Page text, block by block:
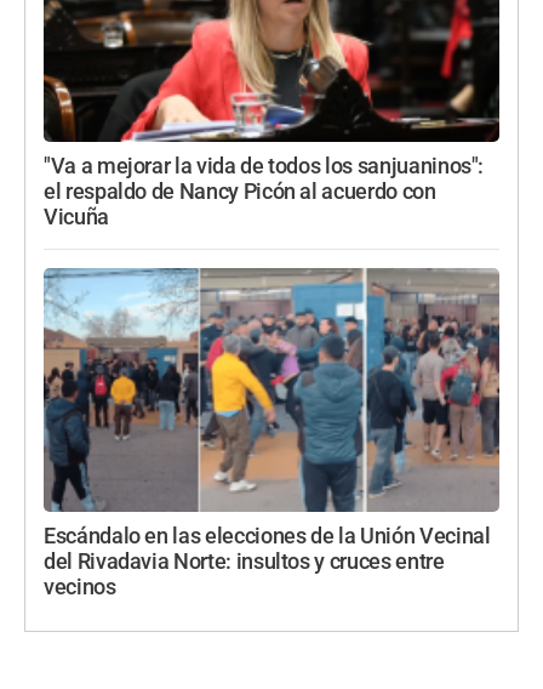
"Va a mejorar la vida de todos los sanjuaninos":
el respaldo de Nancy Picón al acuerdo con
Vicuña
Escándalo en las elecciones de la Unión Vecinal
del Rivadavia Norte: insultos y cruces entre
vecinos